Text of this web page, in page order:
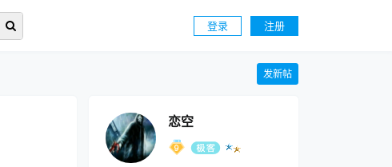
登录 注册
发新帖
恋空